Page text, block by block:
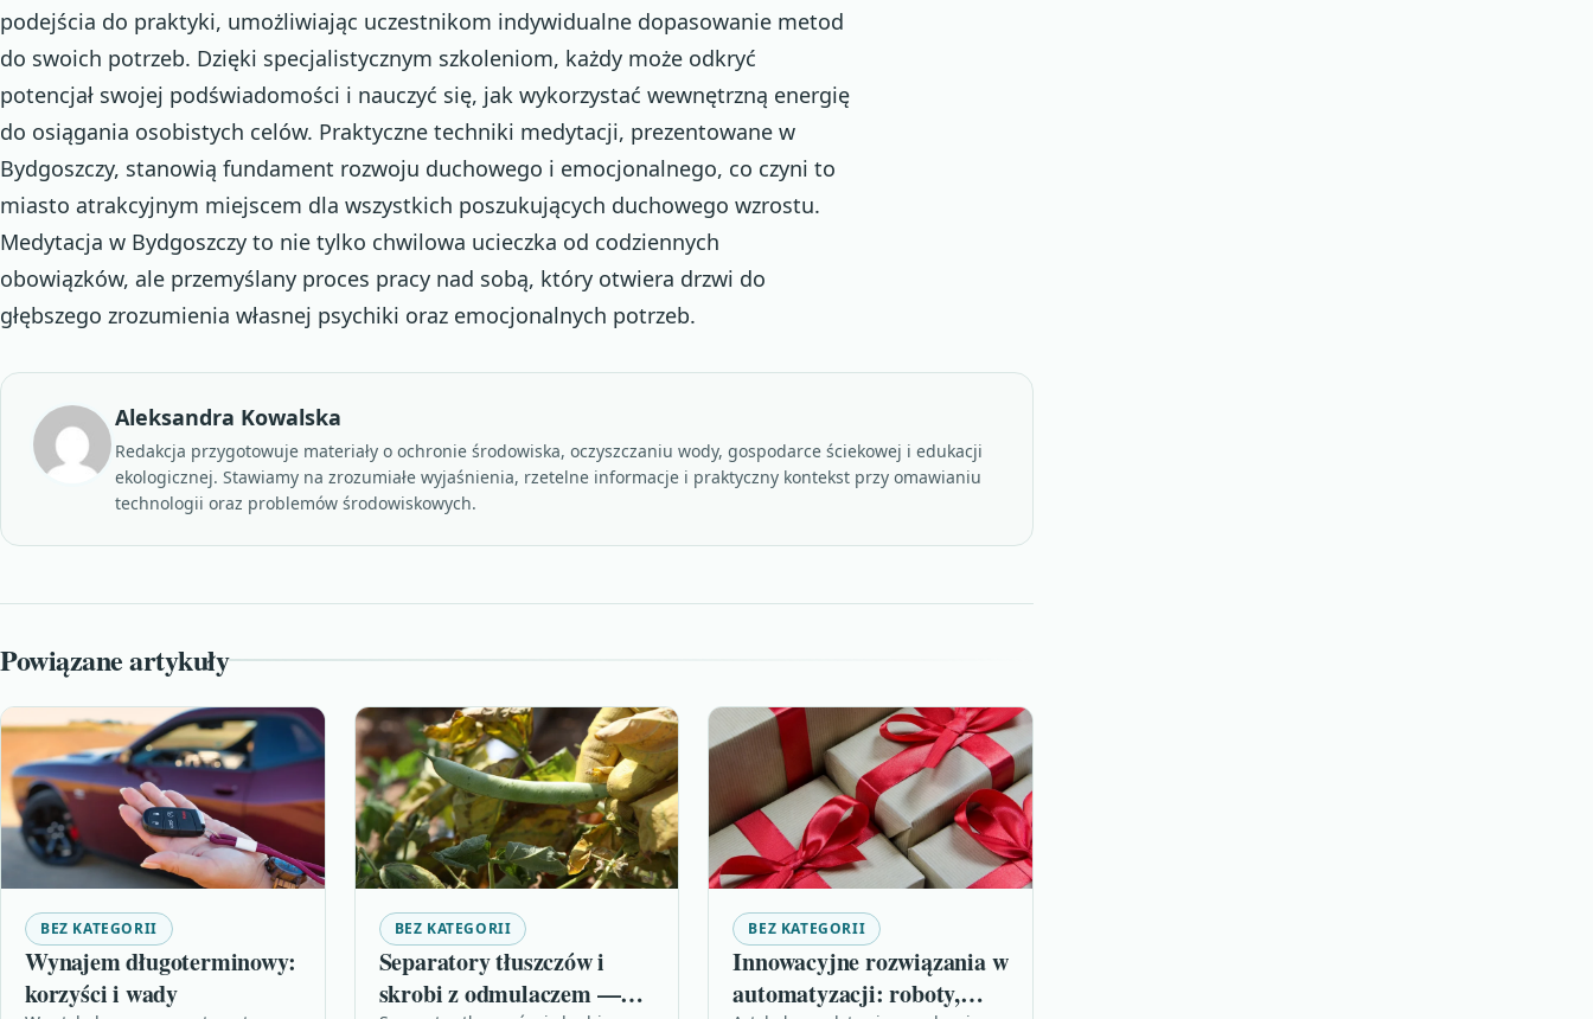
podejścia do praktyki, umożliwiając uczestnikom indywidualne dopasowanie metod
do swoich potrzeb. Dzięki specjalistycznym szkoleniom, każdy może odkryć
potencjał swojej podświadomości i nauczyć się, jak wykorzystać wewnętrzną energię
do osiągania osobistych celów. Praktyczne techniki medytacji, prezentowane w
Bydgoszczy, stanowią fundament rozwoju duchowego i emocjonalnego, co czyni to
miasto atrakcyjnym miejscem dla wszystkich poszukujących duchowego wzrostu.
Medytacja w Bydgoszczy to nie tylko chwilowa ucieczka od codziennych
obowiązków, ale przemyślany proces pracy nad sobą, który otwiera drzwi do
głębszego zrozumienia własnej psychiki oraz emocjonalnych potrzeb.
Aleksandra Kowalska
Redakcja przygotowuje materiały o ochronie środowiska, oczyszczaniu wody, gospodarce ściekowej i edukacji
ekologicznej. Stawiamy na zrozumiałe wyjaśnienia, rzetelne informacje i praktyczny kontekst przy omawianiu
technologii oraz problemów środowiskowych.
Powiązane artykuły
BEZ KATEGORII
Wynajem długoterminowy:
korzyści i wady
BEZ KATEGORII
Separatory tłuszczów i
skrobi z odmulaczem —
BEZ KATEGORII
Innowacyjne rozwiązania w
automatyzacji: roboty,